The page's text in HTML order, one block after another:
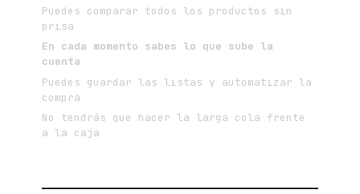
Puedes comparar todos los productos sin
prisa
En cada momento sabes lo que sube la
cuenta
Puedes guardar las listas y automatizar la
compra
No tendrás que hacer la larga cola frente
a la caja